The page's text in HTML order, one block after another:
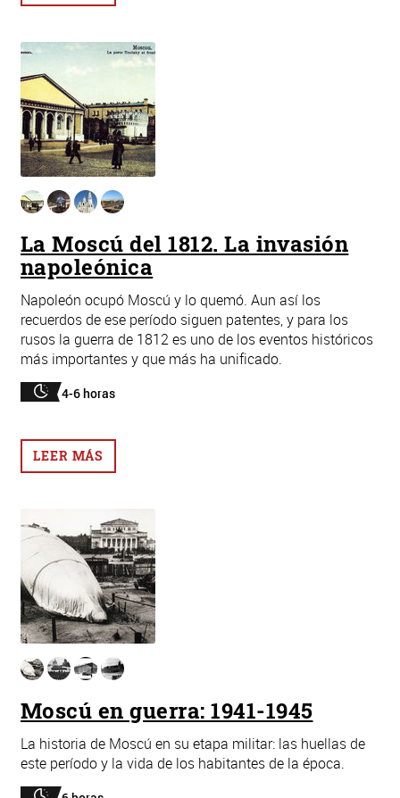
La Moscú del 1812. La invasión
napoleónica
Napoleón ocupó Moscú y lo quemó. Aun así los
recuerdos de ese período siguen patentes, y para los
rusos la guerra de 1812 es uno de los eventos históricos
más importantes y que más ha unificado.
4-6 horas
LEER MÁS
Moscú en guerra: 1941-1945
La historia de Moscú en su etapa militar: las huellas de
este período y la vida de los habitantes de la época.